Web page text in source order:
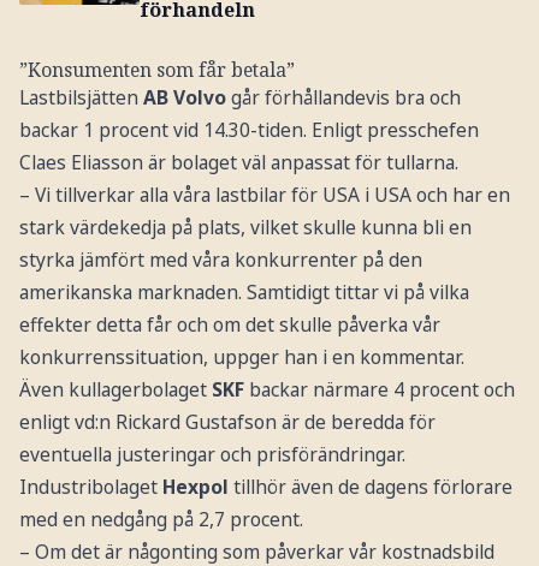
förhandeln
”Konsumenten som får betala”
Lastbilsjätten AB Volvogår förhållandevis bra och
backar 1 procent vid 14.30-tiden. Enligt presschefen
Claes Eliasson är bolaget väl anpassat för tullarna.
– Vi tillverkar alla våra lastbilar för USA i USA och har en
stark värdekedja på plats, vilket skulle kunna bli en
styrka jämfört med våra konkurrenter på den
amerikanska marknaden. Samtidigt tittar vi på vilka
effekter detta får och om det skulle påverka vår
konkurrenssituation, uppger han i en kommentar.
Även kullagerbolaget SKFbackar närmare 4 procent och
enligt vd:n Rickard Gustafson är de beredda för
eventuella justeringar och prisförändringar.
Industribolaget Hexpol tillhör även de dagens förlorare
med en nedgång på 2,7 procent.
– Om det är någonting som påverkar vår kostnadsbild